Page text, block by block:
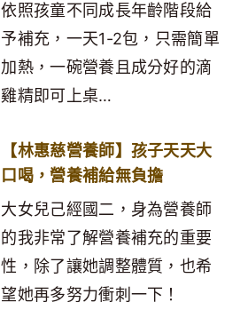
依照孩童不同成長年齡階段給
予補充，一天1-2包，只需簡單
加熱，一碗營養且成分好的滴
雞精即可上桌…
【林惠慈營養師】孩子天天大
口喝，營養補給無負擔
大女兒己經國二，身為營養師
的我非常了解營養補充的重要
性，除了讓她調整體質，也希
望她再多努力衝刺一下！